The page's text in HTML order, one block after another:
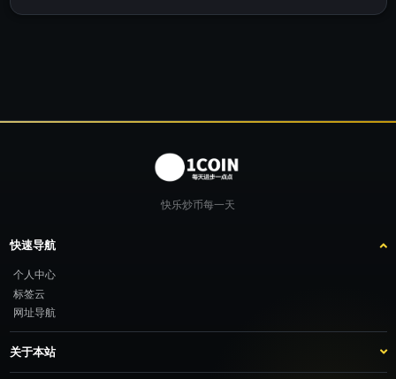
快乐炒币每一天
快速导航
个人中心
标签云
网址导航
关于本站
站点介绍